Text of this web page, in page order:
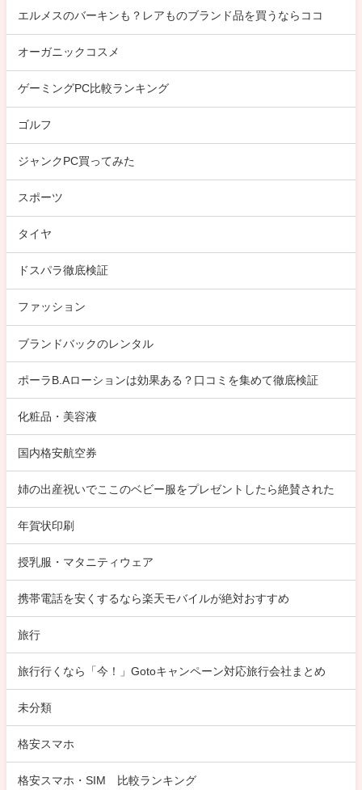
エルメスのバーキンも？レアものブランド品を買うならココ
オーガニックコスメ
ゲーミングPC比較ランキング
ゴルフ
ジャンクPC買ってみた
スポーツ
タイヤ
ドスパラ徹底検証
ファッション
ブランドバックのレンタル
ポーラB.Aローションは効果ある？口コミを集めて徹底検証
化粧品・美容液
国内格安航空券
姉の出産祝いでここのベビー服をプレゼントしたら絶賛された
年賀状印刷
授乳服・マタニティウェア
携帯電話を安くするなら楽天モバイルが絶対おすすめ
旅行
旅行行くなら「今！」Gotoキャンペーン対応旅行会社まとめ
未分類
格安スマホ
格安スマホ・SIM 比較ランキング